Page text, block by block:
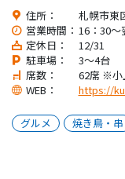
住所：
札幌市東
営業時間： 16：30～
定休日：
12/31
駐車場：
3～4台
席数：
62席 ※小
WEB：
https://
グルメ 焼き鳥・串